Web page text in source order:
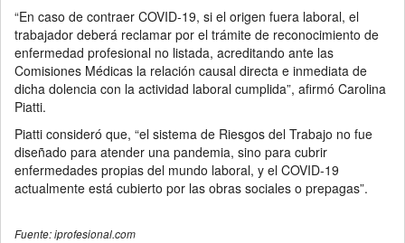
“En caso de contraer COVID-19, si el origen fuera laboral, el
trabajador deberá reclamar por el trámite de reconocimiento de
enfermedad profesional no listada, acreditando ante las
Comisiones Médicas la relación causal directa e inmediata de
dicha dolencia con la actividad laboral cumplida”, afirmó Carolina
Piatti.
Piatti consideró que, “el sistema de Riesgos del Trabajo no fue
diseñado para atender una pandemia, sino para cubrir
enfermedades propias del mundo laboral, y el COVID-19
actualmente está cubierto por las obras sociales o prepagas”.
Fuente: iprofesional.com